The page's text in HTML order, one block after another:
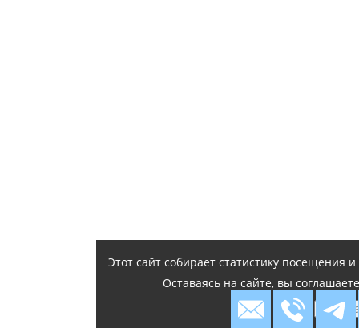
Этот сайт собирает статистику посещения
Оставаясь на сайте, вы
Я